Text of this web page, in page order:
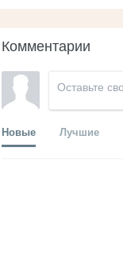
Комментарии
Новые Лучшие